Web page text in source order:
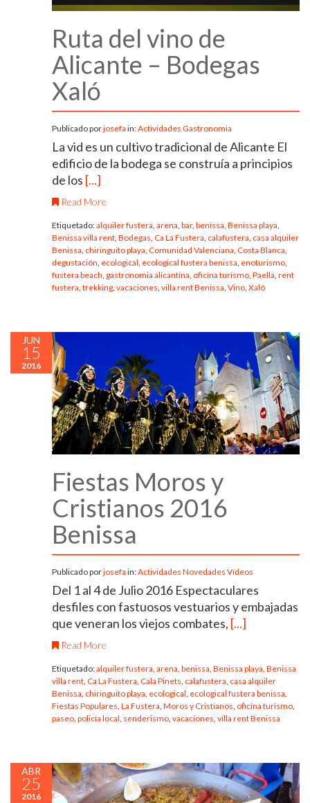
Ruta del vino de
Alicante – Bodegas
Xaló
Publicado porjosefa in:Actividades Gastronomia
La vid es un cultivo tradicional de Alicante El
edificio de la bodega se construía a principios
de los [...]
Read More
Etiquetado:alquiler fustera, arena, bar, benissa, Benissa playa,
Benissa villa rent, Bodegas, Ca La Fustera, calafustera, casa alquiler
Benissa, chiringuito playa, Comunidad Valenciana, Costa Blanca,
degustación, ecological, ecological fustera benissa, enoturismo,
fustera beach, gastronomia alicantina, oficina turismo, Paella, rent
fustera, trekking, vacaciones, villa rent Benissa, Vino, Xaló
JUN
15
2016
Fiestas Moros y
Cristianos 2016
Benissa
Publicado porjosefa in:Actividades Novedades Vídeos
Del 1 al 4 de Julio 2016 Espectaculares
desfiles con fastuosos vestuarios y embajadas
que veneran los viejos combates, [...]
Read More
Etiquetado:alquiler fustera arena benissa Benissa playa Benissa
villa rent Ca La Fustera Cala Pinets calafustera casa alquiler
Benissa chiringuito playa ecological ecological fustera benissa
Fiestas Populares La Fustera Moros y Cristianos oficina turismo
paseo policía local senderismo vacaciones villa rent Benissa
ABR
25
2016